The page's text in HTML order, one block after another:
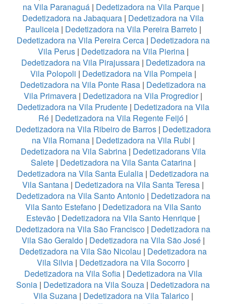
na Vila Paranaguá| Dedetizadora na Vila Parque|
Dedetizadora na Jabaquara | Dedetizadora na Vila
Pauliceia| Dedetizadora na Vila Pereira Barreto|
Dedetizadora na Vila Pereira Cerca| Dedetizadora na
Vila Perus| Dedetizadora na Vila Pierina|
Dedetizadora na Vila Pirajussara| Dedetizadora na
Vila Polopoli | Dedetizadora na Vila Pompeia|
Dedetizadora na Vila Ponte Rasa | Dedetizadora na
Vila Primavera | Dedetizadora na Vila Progredior|
Dedetizadora na Vila Prudente| Dedetizadora na Vila
Ré | Dedetizadora na Vila Regente Feijó |
Dedetizadora na Vila Ribeiro de Barros| Dedetizadora
na Vila Romana| Dedetizadora na Vila Rubi |
Dedetizadora na Vila Sabrina| Dedetizadorans Vila
Salete| Dedetizadora na Vila Santa Catarina|
Dedetizadora na Vila Santa Eulalia | Dedetizadora na
Vila Santana | Dedetizadora na Vila Santa Teresa |
Dedetizadora na Vila Santo Antonio| Dedetizadora na
Vila Santo Estefano| Dedetizadora na Vila Santo
Estevão | Dedetizadora na Vila Santo Henrique |
Dedetizadora na Vila São Francisco | Dedetizadora na
Vila São Geraldo| Dedetizadora na Vila São José|
Dedetizadora na Vila São Nicolau | Dedetizadora na
Vila Silvia | Dedetizadora na Vila Socorro |
Dedetizadora na Vila Sofia| Dedetizadora na Vila
Sonia | Dedetizadora na Vila Souza | Dedetizadora na
Vila Suzana| Dedetizadora na Vila Talarico|